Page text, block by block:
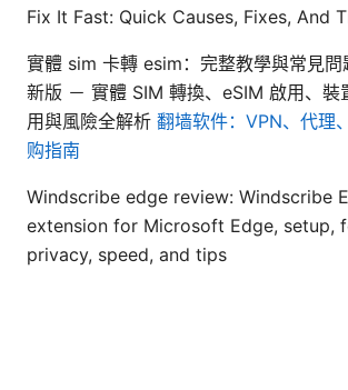
Fix It Fast: Quick Causes, Fixes, And
實體 sim 卡轉 esim：完整教學與常見
新版 － 實體 SIM 轉換、eSIM 啟用、裝
用與風險全解析 翻墙软件：VPN、代理
购指南
Windscribe edge review: Windscribe
extension for Microsoft Edge, setup,
privacy, speed, and tips